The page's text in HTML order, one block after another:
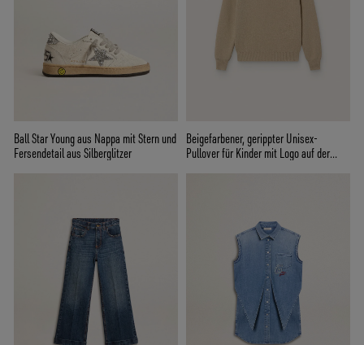
Ball Star Young aus Nappa mit Stern und
Fersendetail aus Silberglitzer
Beigefarbener, gerippter Unisex-
Pullover für Kinder mit Logo auf der